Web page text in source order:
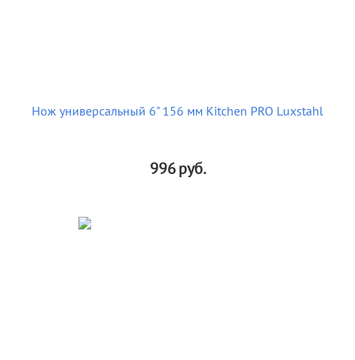
Нож универсальный 6" 156 мм Kitchen PRO Luxstahl
996руб.